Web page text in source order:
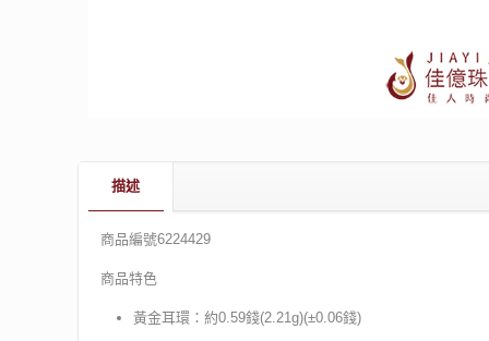
描述
商品編號6224429
商品特色
黃金耳環：約0.59錢(2.21g)(±0.06錢)